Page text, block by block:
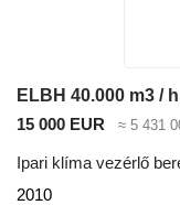
ELBH 40.000 m3 /
15 000 EUR
≈ 5 431
Ipari klíma vezérlő
2010